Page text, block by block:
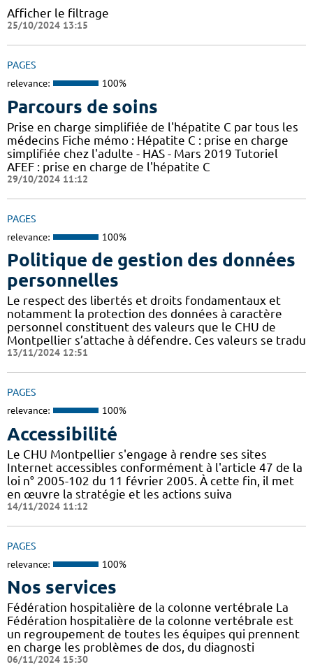
Afficher le filtrage
25/10/2024 13:15
PAGES
relevance: 100%
Parcours de soins
Prise en charge simplifiée de l'hépatite C par tous les
médecins Fiche mémo : Hépatite C : prise en charge
simplifiée chez l'adulte - HAS - Mars 2019 Tutoriel
AFEF : prise en charge de l'hépatite C
29/10/2024 11:12
PAGES
relevance: 100%
Politique de gestion des données
personnelles
Le respect des libertés et droits fondamentaux et
notamment la protection des données à caractère
personnel constituent des valeurs que le CHU de
Montpellier s’attache à défendre. Ces valeurs se tradu
13/11/2024 12:51
PAGES
relevance: 100%
Accessibilité
Le CHU Montpellier s'engage à rendre ses sites
Internet accessibles conformément à l'article 47 de la
loi n° 2005-102 du 11 février 2005. À cette fin, il met
en œuvre la stratégie et les actions suiva
14/11/2024 11:12
PAGES
relevance: 100%
Nos services
Fédération hospitalière de la colonne vertébrale La
Fédération hospitalière de la colonne vertébrale est
un regroupement de toutes les équipes qui prennent
en charge les problèmes de dos, du diagnosti
06/11/2024 15:30